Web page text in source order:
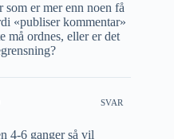
er mer enn noen få
«publiser kommentar»
må ordnes, eller er det
SVAR
4-6 ganger så vil